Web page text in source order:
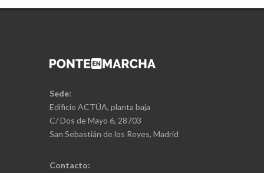
Sede:
Edificio ACTÚA, planta baja
C/ Dos de Mayo 6, 28703
San Sebastián de los Reyes, Madrid
Contacto: